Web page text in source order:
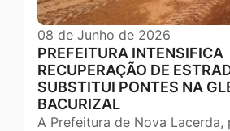
08 de Junho de 2026
PREFEITURA INTENSIFICA
RECUPERAÇÃO DE
SUBSTITUI PONTES NA
BACURIZAL
A Prefeitura de Nova Lacerda,